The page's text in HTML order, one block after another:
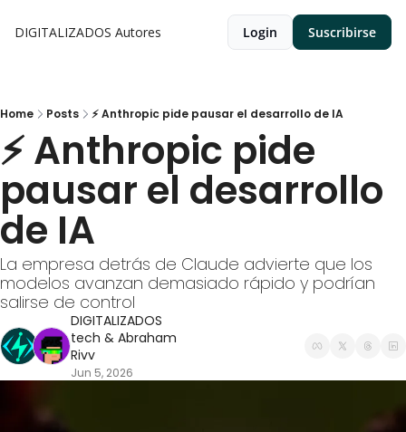
DIGITALIZADOS Autores Login Suscribirse
Home Posts ⚡ Anthropic pide pausar el desarrollo de IA
⚡ Anthropic pide
pausar el desarrollo
de IA
La empresa detrás de Claude advierte que los
modelos avanzan demasiado rápido y podrían
salirse de control
DIGITALIZADOS
tech & Abraham
Rivv
Jun 5, 2026